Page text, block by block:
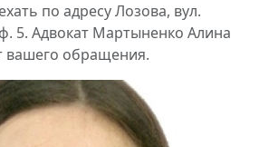
по адресу Лозова, вул.
5. Адвокат Мартыненко Алина
вашего обращения.